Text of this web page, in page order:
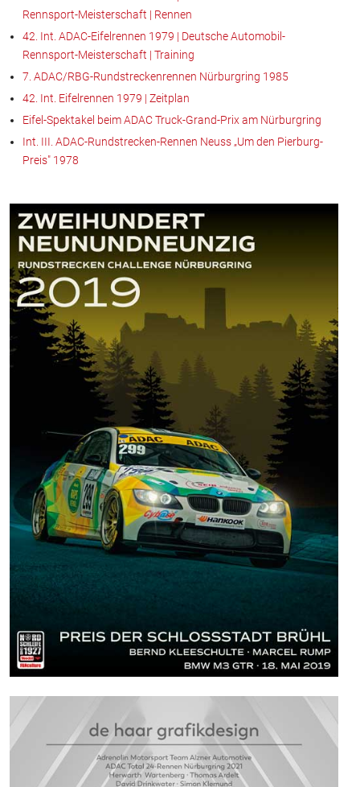
Rennsport-Meisterschaft | Rennen
42. Int. ADAC-Eifelrennen 1979 | Deutsche Automobil-
Rennsport-Meisterschaft | Training
7. ADAC/RBG-Rundstreckenrennen Nürburgring 1985
42. Int. Eifelrennen 1979 | Zeitplan
Eifel-Spektakel beim ADAC Truck-Grand-Prix am Nürburgring
Int. III. ADAC-Rundstrecken-Rennen Neuss „Um den Pierburg-
Preis" 1978